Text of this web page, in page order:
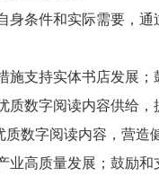
身条件和实际需要，
支持实体书店发展
数字阅读内容供给，
数字阅读内容，营造
业高质量发展；鼓励